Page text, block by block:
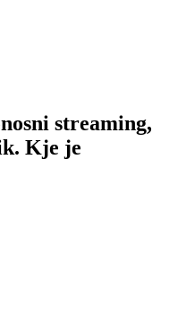
streaming,
Kje je